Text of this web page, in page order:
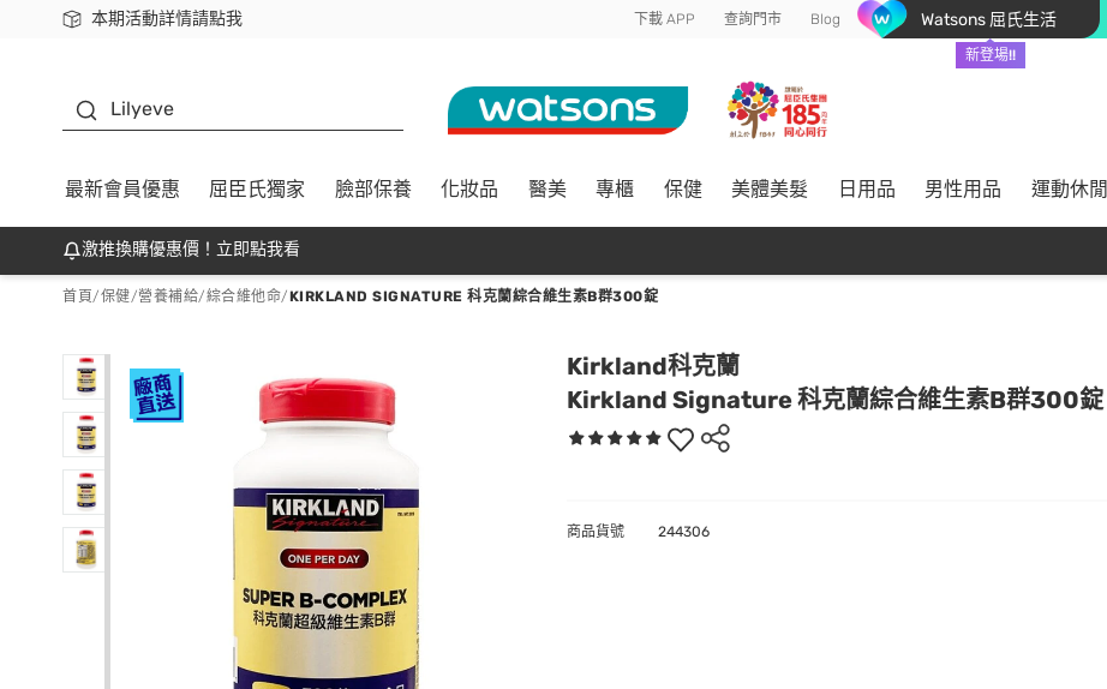
本期活動詳情請點我
下載app最高回饋$350 下載 APP 查詢門市 Blog Watsons 屈氏生活
新登場!!
Lilyeve
最新會員優惠 屈臣氏獨家 臉部保養 化妝品 醫美 專櫃 保健 美體美髮 日用品 男性用品 運動休閒
激推換購優惠價！立即點我看
首頁/保健/營養補給/綜合維他命/KIRKLAND SIGNATURE 科克蘭綜合維生素B群300錠
Kirkland科克蘭
Kirkland Signature 科克蘭綜合維生素B群300錠
商品貨號 244306